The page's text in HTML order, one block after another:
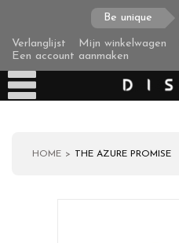
Be unique
Verlanglijst Mijn winkelwagen
Een account aanmaken
HOME THE AZURE PROMISE